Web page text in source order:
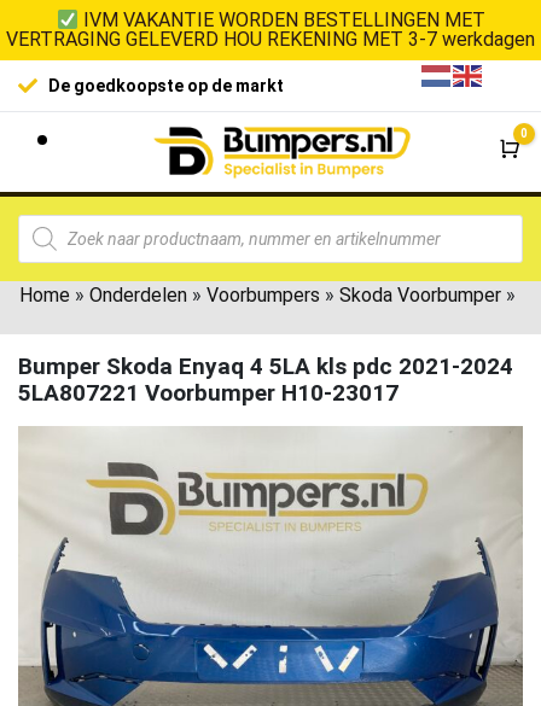
IVM VAKANTIE WORDEN BESTELLINGEN MET
VERTRAGING GELEVERD HOU REKENING MET 3-7 werkdagen
op de markt 100% klanttevredenheid
0
Home » Onderdelen » Voorbumpers » Skoda Voorbumper »
Bumper Skoda Enyaq 4 5LA kls pdc 2021-2024
5LA807221 Voorbumper H10-23017